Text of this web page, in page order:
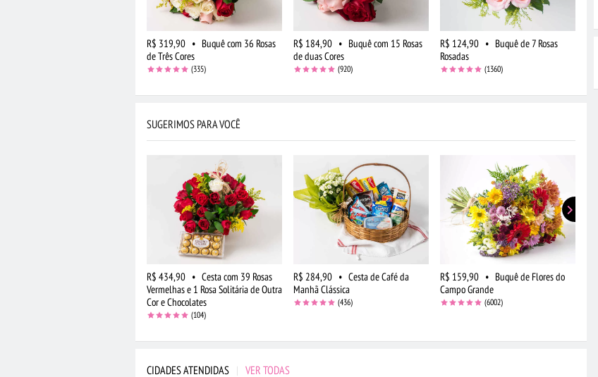
R$ 319,90 • Buquê com 36 Rosas
de Três Cores
(335)
R$ 184,90 • Buquê com 15 Rosas
de duas Cores
(920)
R$ 124,90 • Buquê de 7 Rosas
Rosadas
(1360)
SUGERIMOS PARA VOCÊ
R$ 434,90 • Cesta com 39 Rosas
Vermelhas e 1 Rosa Solitária de Outra
Cor e Chocolates
(104)
R$ 284,90 • Cesta de Café da
Manhã Clássica
(436)
R$ 159,90 • Buquê de Flores do
Campo Grande
(6002)
CIDADES ATENDIDAS | VER TODAS